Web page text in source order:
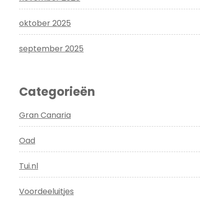
oktober 2025
september 2025
Categorieën
Gran Canaria
Oad
Tui.nl
Voordeeluitjes